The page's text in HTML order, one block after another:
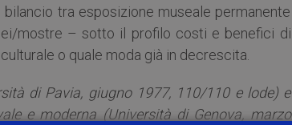
tra esposizione museale permanente
mostre – sotto il profilo costi e benefici di
o quale moda già in decrescita.
di Pavia, giugno 1977, 110/110 e lode) e
e moderna (Università di Genova, marzo